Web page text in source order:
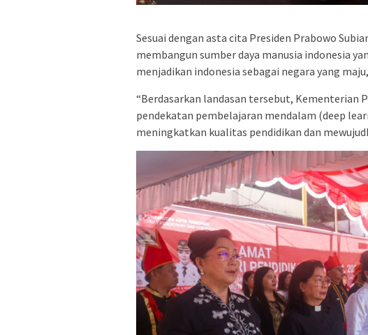
Sesuai dengan asta cita Presiden Prabowo
membangun sumber daya manusia indonesia
menjadikan indonesia sebagai negara yang
“Berdasarkan landasan tersebut, Kementerian
pendekatan pembelajaran mendalam (deep
meningkatkan kualitas pendidikan dan